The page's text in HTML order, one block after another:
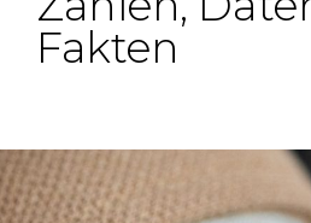
Fakten